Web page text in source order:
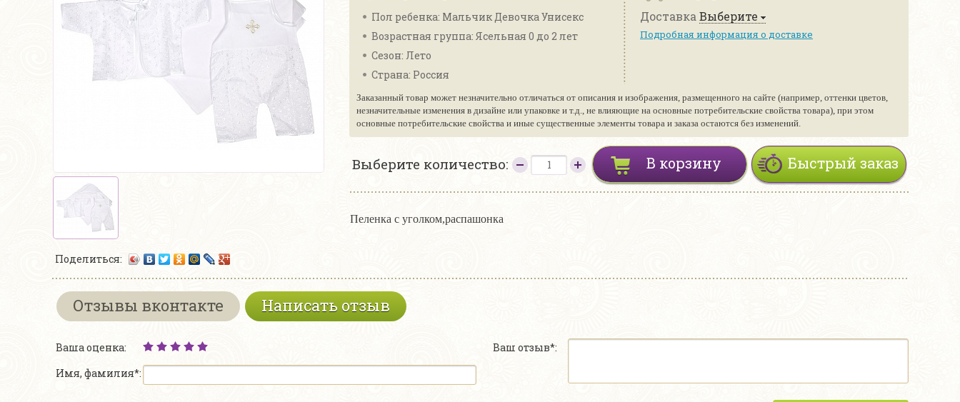
Поделиться:
Пол ребенка: Мальчик Девочка Унисекс
Возрастная группа: Ясельная 0 до 2 лет
Сезон: Лето
Страна: Россия
Доставка Выберите
Подробная информация о доставке
Заказанный товар может незначительно отличаться от описания и изображения, размещенного на сайте (например, оттенки цветов,
незначительные изменения в дизайне или упаковке и т.д., не влияющие на основные потребительские свойства товара), при этом
основные потребительские свойства и иные существенные элементы товара и заказа остаются без изменений.
Выберите количество: Быстрый заказ
В корзину
Пеленка с уголком,распашонка
Отзывы вконтакте Написать отзыв
Ваша оценка:
Имя, фамилия*:
Ваш отзыв*: